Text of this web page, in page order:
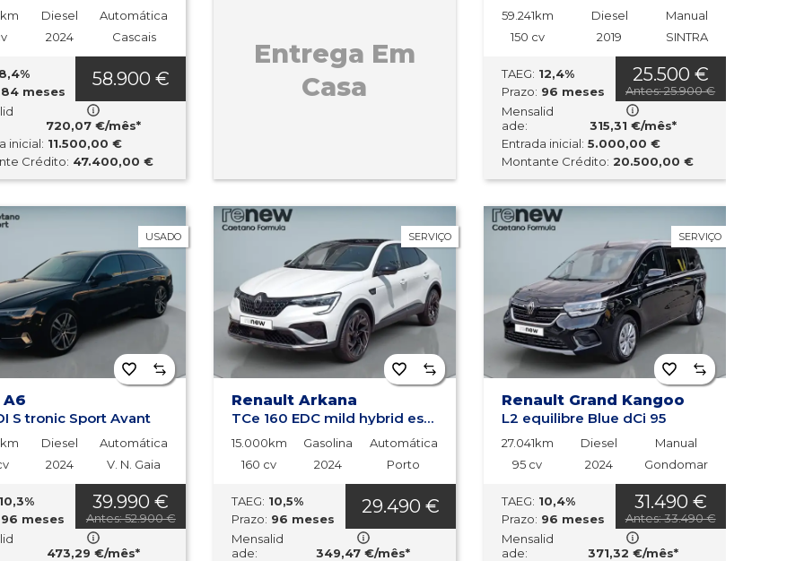
Diesel
2024
Automática
Cascais
84 meses
720,07 €/mês*
inicial: 11.500,00 €
Crédito: 47.400,00 €
58.900 €
Entrega Em
Casa
59.241km
150 cv
Diesel
2019
Manual
SINTRA
TAEG: 12,4%
Prazo: 96 meses
Mensalid
ade:
315,31 €/mês*
Entrada inicial: 5.000,00 €
Montante Crédito: 20.500,00 €
25.500 €
Antes: 25.900 €
USADO
S tronic Sport Avant
Diesel
2024
Automática
V. N. Gaia
96 meses
473,29 €/mês*
39.990 €
Antes: 52.900 €
SERVIÇO
Renault Arkana
TCe 160 EDC mild hybrid esprit Alpine
15.000km
160 cv
Gasolina
2024
Automática
Porto
TAEG: 10,5%
Prazo: 96 meses
Mensalid
ade:
349,47 €/mês*
29.490 €
SERVIÇO
Renault Grand Kangoo
L2 equilibre Blue dCi 95
27.041km
95 cv
Diesel
2024
Manual
Gondomar
TAEG: 10,4%
Prazo: 96 meses
Mensalid
ade:
371,32 €/mês*
31.490 €
Antes: 33.490 €